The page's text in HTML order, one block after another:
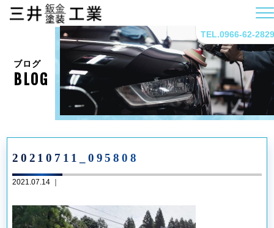
TEL.0966-62-2829
ブログ
BLOG
20210711_095808
2021.07.14 ｜